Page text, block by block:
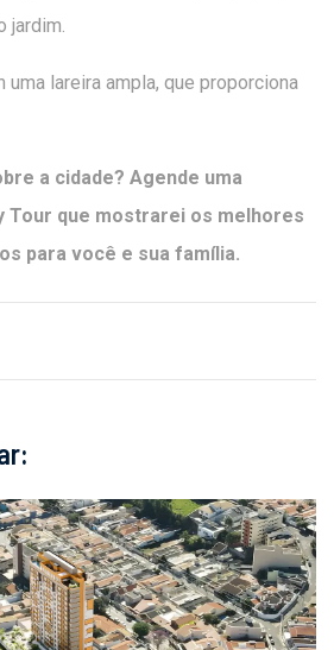
jardim.
uma lareira ampla, que proporciona
a cidade? Agende uma
Tour que mostrarei os melhores
para você e sua família.